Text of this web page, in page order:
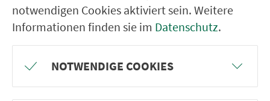
Tickets & Preise
Fahr­plan­ände­rungen
notwendigen Cookies aktiviert sein. Weitere
Informationen finden sie im Datenschutz.
NOTWENDIGE COOKIES